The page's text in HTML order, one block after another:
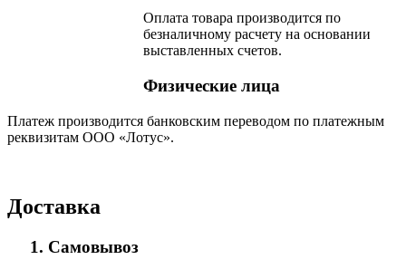
Оплата товара производится по
безналичному расчету на основании
выставленных счетов.
Физические лица
Платеж производится банковским переводом по платежным
реквизитам ООО «Лотус».
Доставка
1. Самовывоз